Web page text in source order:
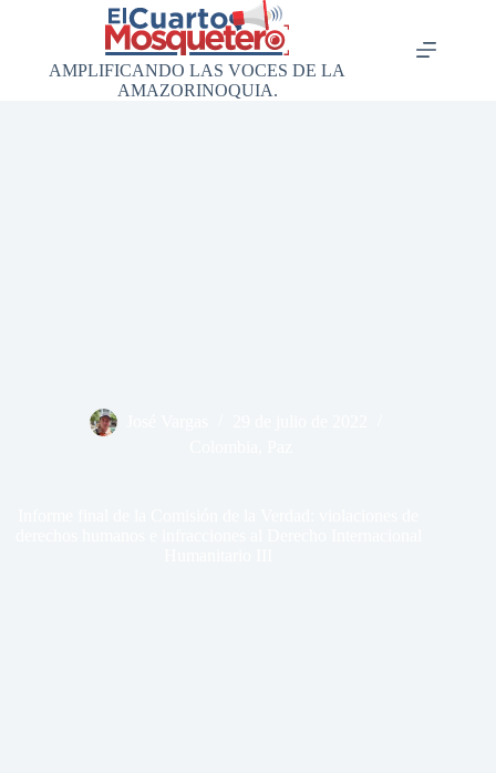
AMPLIFICANDO LAS VOCES DE LA
AMAZORINOQUIA.